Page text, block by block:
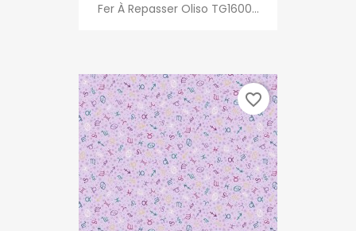
Fer À Repasser Oliso TG1600...
favorite_border